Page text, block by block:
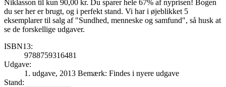
Niklasson til kun 90,00 kr. Du sparer hele 67% af nyprisen! Bogen
du ser her er brugt, og i perfekt stand. Vi har i øjeblikket 5
eksemplarer til salg af "Sundhed, menneske og samfund", så husk at
se de forskellige udgaver.
ISBN13:
9788759316481
Udgave:
1. udgave, 2013 Bemærk: Findes i nyere udgave
Stand: